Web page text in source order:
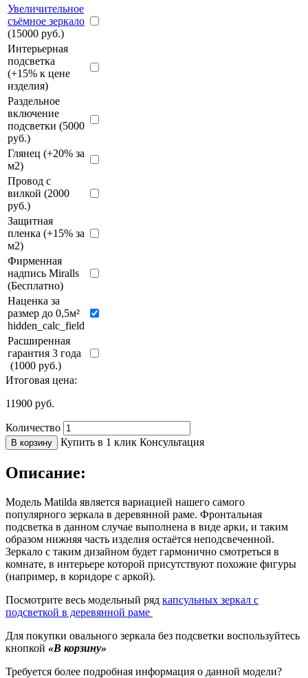
Увеличительное
съёмное зеркало
(15000 руб.)
Интерьерная
подсветка
(+15% к цене
изделия)
Раздельное
включение
подсветки (5000
руб.)
Глянец (+20% за
м2)
Провод с
вилкой (2000
руб.)
Защитная
пленка (+15% за
м2)
Фирменная
надпись Miralls
(Бесплатно)
Наценка за
размер до 0,5м²
hidden_calc_field
Расширенная
гарантия 3 года
(1000 руб.)
Итоговая цена:
11900 руб.
Количество
В корзину Купить в 1 клик Консультация
Описание:
Модель Matilda является вариацией нашего самого
популярного зеркала в деревянной раме. Фронтальная
подсветка в данном случае выполнена в виде арки, и таким
образом нижняя часть изделия остаётся неподсвеченной.
Зеркало с таким дизайном будет гармонично смотреться в
комнате, в интерьере которой присутствуют похожие фигуры
(например, в коридоре с аркой).
Посмотрите весь модельный ряд капсульных зеркал с
подсветкой в деревянной раме
Для покупки овального зеркала без подсветки воспользуйтесь
кнопкой «В корзину»
Требуется более подробная информация о данной модели?